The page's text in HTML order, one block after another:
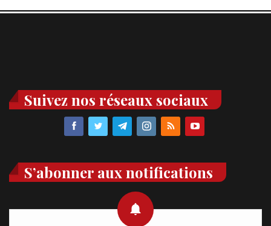
Suivez nos réseaux sociaux
S’abonner aux notifications